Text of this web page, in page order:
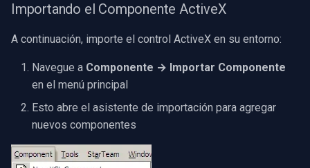
Importando el Componente ActiveX
A continuación, importe el control ActiveX en su entorno:
Navegue a Componente → Importar Componente
en el menú principal
Esto abre el asistente de importación para agregar
nuevos componentes